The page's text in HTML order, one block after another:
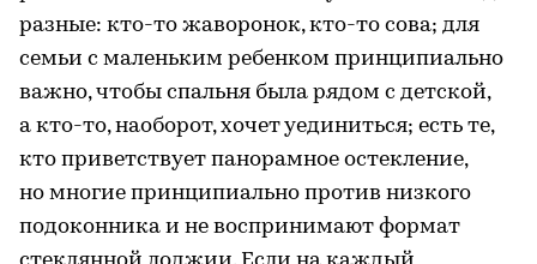
разные: кто-то жаворонок, кто-то сова; для
семьи с маленьким ребенком принципиально
важно, чтобы спальня была рядом с детской,
а кто-то, наоборот, хочет уединиться; есть те,
кто приветствует панорамное остекление,
но многие принципиально против низкого
подоконника и не воспринимают формат